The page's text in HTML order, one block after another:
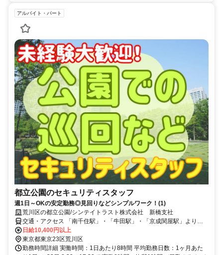
アルバイト・パート
都立公園のセキュリティスタッフ
週1日～OKの安定勤務◎見回りなどシンプルワーク！(1)
荒川区の都立公園/シンテイトラスト株式会社 新橋支社
交通・アクセス 「南千住駅」・「牛田駅」・「京成関屋駅」より徒
歩12分
日給10,400円以上
東京都東京23区荒川区
勤務時間詳細 実働時間：1日あたり8時間 平均勤務日数：1ヶ月あた